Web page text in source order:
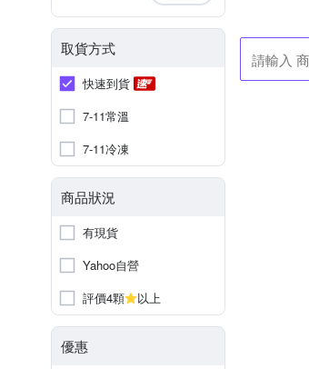
取貨方式
快速到貨
7-11常溫
7-11冷凍
商品狀況
有現貨
Yahoo自營
評價4顆
以上
優惠